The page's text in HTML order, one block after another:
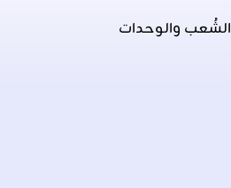
الشُعب والوحدات